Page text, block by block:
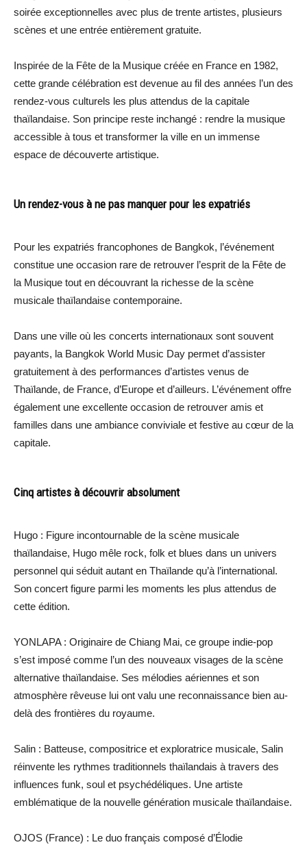
soirée exceptionnelles avec plus de trente artistes, plusieurs
scènes et une entrée entièrement gratuite.
Inspirée de la Fête de la Musique créée en France en 1982,
cette grande célébration est devenue au fil des années l’un des
rendez-vous culturels les plus attendus de la capitale
thaïlandaise. Son principe reste inchangé : rendre la musique
accessible à tous et transformer la ville en un immense
espace de découverte artistique.
Un rendez-vous à ne pas manquer pour les expatriés
Pour les expatriés francophones de Bangkok, l’événement
constitue une occasion rare de retrouver l’esprit de la Fête de
la Musique tout en découvrant la richesse de la scène
musicale thaïlandaise contemporaine.
Dans une ville où les concerts internationaux sont souvent
payants, la Bangkok World Music Day permet d’assister
gratuitement à des performances d’artistes venus de
Thaïlande, de France, d’Europe et d’ailleurs. L’événement offre
également une excellente occasion de retrouver amis et
familles dans une ambiance conviviale et festive au cœur de la
capitale.
Cinq artistes à découvrir absolument
Hugo : Figure incontournable de la scène musicale
thaïlandaise, Hugo mêle rock, folk et blues dans un univers
personnel qui séduit autant en Thaïlande qu’à l’international.
Son concert figure parmi les moments les plus attendus de
cette édition.
YONLAPA : Originaire de Chiang Mai, ce groupe indie-pop
s’est imposé comme l’un des nouveaux visages de la scène
alternative thaïlandaise. Ses mélodies aériennes et son
atmosphère rêveuse lui ont valu une reconnaissance bien au-
delà des frontières du royaume.
Salin : Batteuse, compositrice et exploratrice musicale, Salin
réinvente les rythmes traditionnels thaïlandais à travers des
influences funk, soul et psychédéliques. Une artiste
emblématique de la nouvelle génération musicale thaïlandaise.
OJOS (France) : Le duo français composé d’Élodie